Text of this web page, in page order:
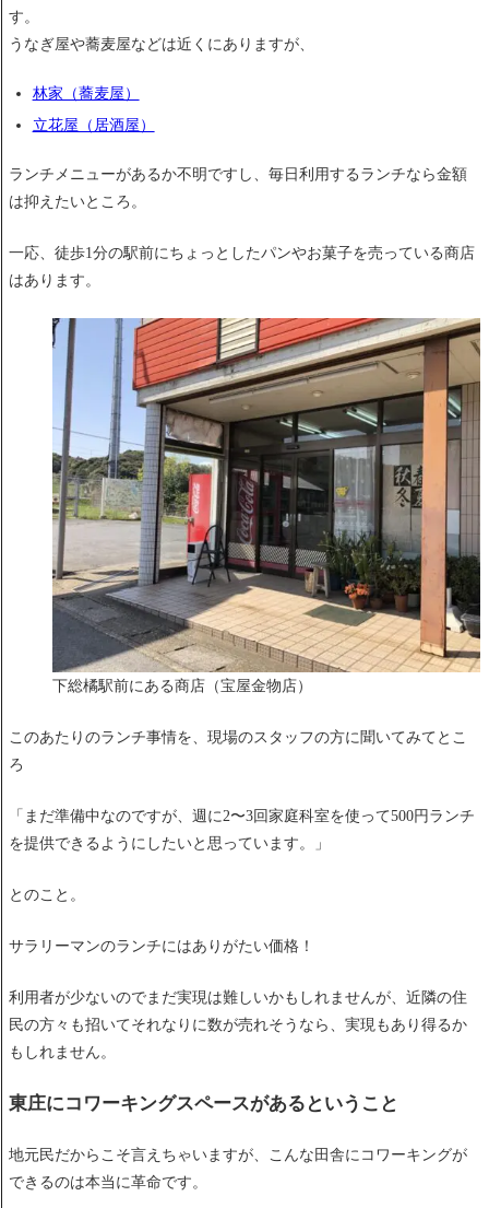
す。
うなぎ屋や蕎麦屋などは近くにありますが、
林家（蕎麦屋）
立花屋（居酒屋）
ランチメニューがあるか不明ですし、毎日利用するランチなら金額
は抑えたいところ。
一応、徒歩1分の駅前にちょっとしたパンやお菓子を売っている商店
はあります。
下総橘駅前にある商店（宝屋金物店）
このあたりのランチ事情を、現場のスタッフの方に聞いてみてとこ
ろ
「まだ準備中なのですが、週に2〜3回家庭科室を使って500円ランチ
を提供できるようにしたいと思っています。」
とのこと。
サラリーマンのランチにはありがたい価格！
利用者が少ないのでまだ実現は難しいかもしれませんが、近隣の住
民の方々も招いてそれなりに数が売れそうなら、実現もあり得るか
もしれません。
東庄にコワーキングスペースがあるということ
地元民だからこそ言えちゃいますが、こんな田舎にコワーキングが
できるのは本当に革命です。